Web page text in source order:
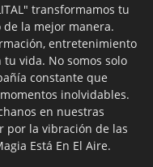
transformamos tu
la mejor manera.
entretenimiento
vida. No somos solo
constante que
inolvidables.
en nuestras
por la vibración de las
Está En El Aire.